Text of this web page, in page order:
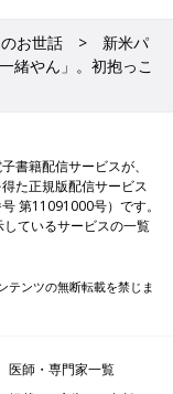
お世話
新米パ
緒やん」。初抱っこ
書籍配信サービスが、
た正規版配信サービス
第11091000号）です。
しているサービスの一覧
テンツの無断転載を禁じま
医師・専門家一覧